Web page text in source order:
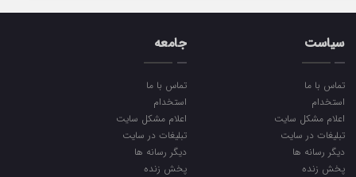
سیاست
تماس با ما
استخدام
اعلام مشکل سایت
تبلیغات در سایت
دیگر رسانه ها
پخش زنده
جامعه
تماس با ما
استخدام
اعلام مشکل سایت
تبلیغات در سایت
دیگر رسانه ها
پخش زنده